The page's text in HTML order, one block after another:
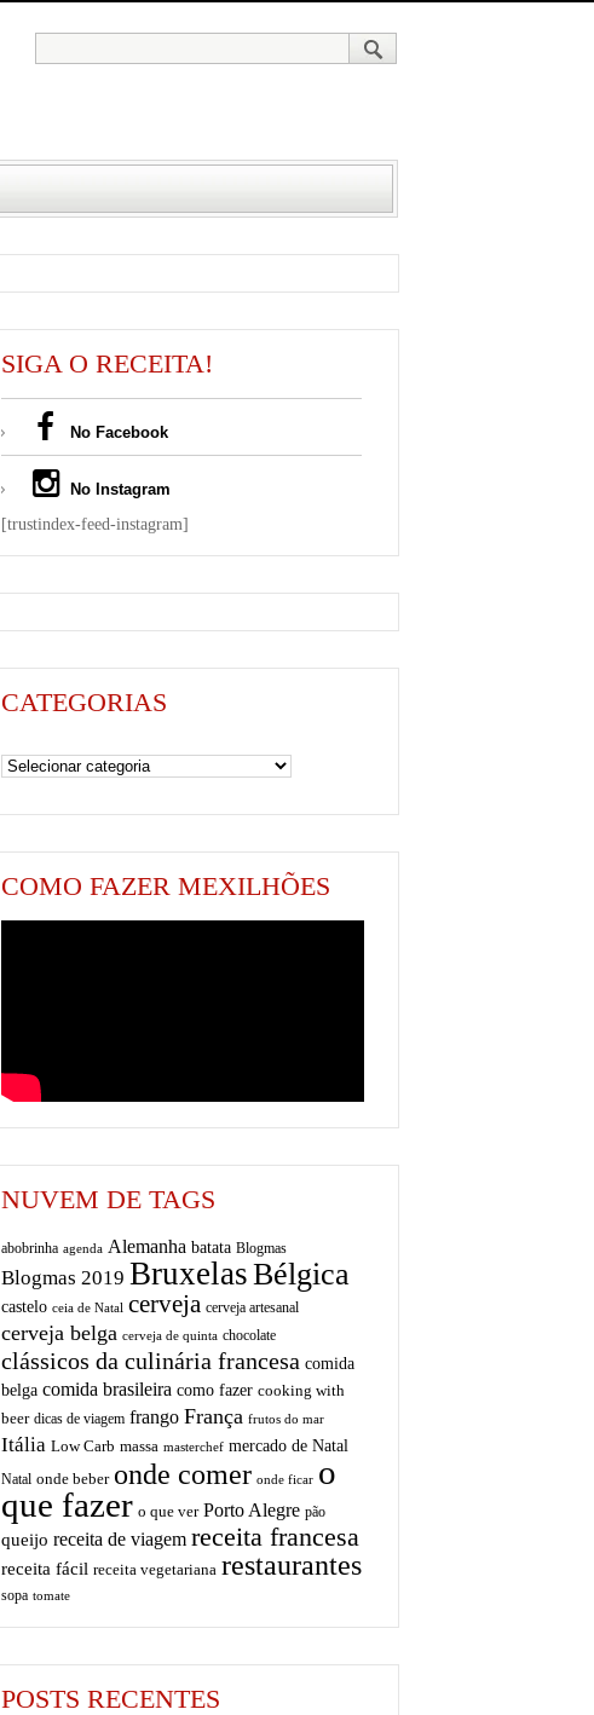
SIGA O RECEITA!
No Facebook
No Instagram
[trustindex-feed-instagram]
CATEGORIAS
COMO FAZER MEXILHÕES
NUVEM DE TAGS
abobrinha agenda Alemanha batata Blogmas
Blogmas 2019 BruxelasBélgica
castelo ceia de Natal cerveja cerveja artesanal
cerveja belga cerveja de quinta chocolate
clássicos da culinária francesa comida
belga comida brasileira como fazer cooking with
beer dicas de viagem frango França frutos do mar
Itália Low Carb massa masterchef mercado de Natal
Natal onde beber onde comer onde ficar o
que fazer o que ver Porto Alegre pão
queijo receita de viagem receita francesa
receita fácil receita vegetariana restaurantes
sopa tomate
POSTS RECENTES